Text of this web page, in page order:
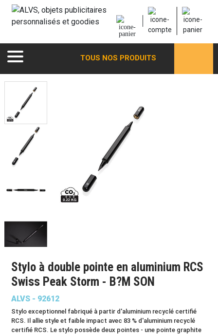
TOUS NOS PRODUITS
Stylo à double pointe en aluminium RCS
Swiss Peak Storm - B?M SON
ALVS - 92612
Stylo exceptionnel fabriqué à partir d'aluminium recyclé certifié
RCS. Il allie style et faible impact avec 83 % d'aluminium recyclé
certifié RCS. Le stylo possède deux pointes - une pointe graphite